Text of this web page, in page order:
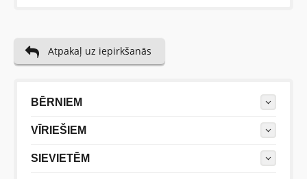
Vēl nav neviena šīs preces apskata.
Atpakaļ uz iepirkšanās
BĒRNIEM
VĪRIEŠIEM
SIEVIETĒM